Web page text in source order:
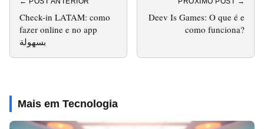
Check-in LATAM: como
fazer online e no app
بسهولة
Deev Is Games: O que é e
como funciona?
Mais em Tecnologia